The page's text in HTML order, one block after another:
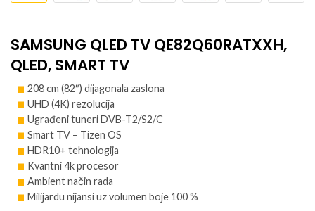
SAMSUNG QLED TV QE82Q60RATXXH,
QLED, SMART TV
208 cm (82″) dijagonala zaslona
UHD (4K) rezolucija
Ugrađeni tuneri DVB-T2/S2/C
Smart TV – Tizen OS
HDR10+ tehnologija
Kvantni 4k procesor
Ambient način rada
Milijardu nijansi uz volumen boje 100 %